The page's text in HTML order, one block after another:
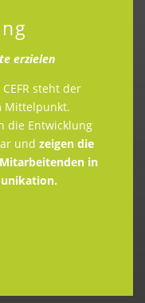
erzielen
steht der
Mittelpunkt.
die Entwicklung
und zeigen die
in